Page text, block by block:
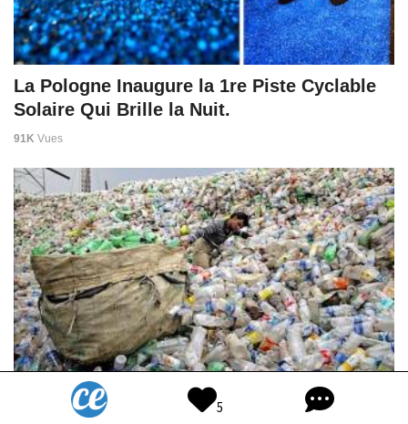
La Pologne Inaugure la 1re Piste Cyclable
Solaire Qui Brille la Nuit.
91K Vues
L'Inde Interdit Tous les Objets Plastique
5